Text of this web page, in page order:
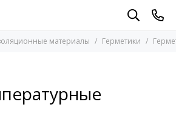
и камня
материалы Герметики